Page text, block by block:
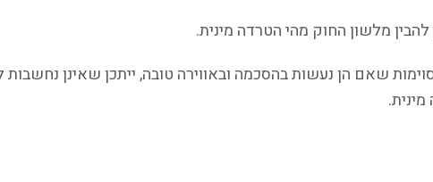
מלשון החוק מהי הטרדה מינית.
שאם הן נעשות בהסכמה ובאווירה טובה, ייתכן שאינן